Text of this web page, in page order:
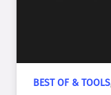
BEST OF & TOOLS